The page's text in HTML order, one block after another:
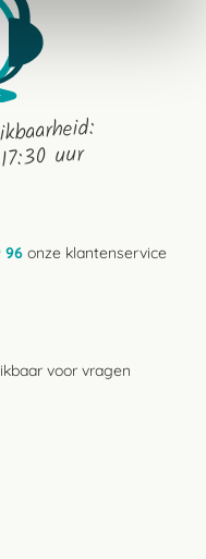
uur
96 onze klantenservice
voor vragen